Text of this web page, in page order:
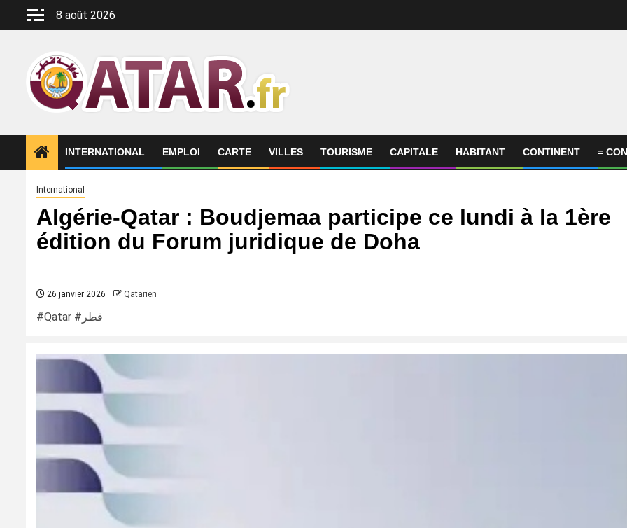
8 août 2026
INTERNATIONAL EMPLOI CARTE VILLES TOURISME CAPITALE HABITANT CONTINENT =
International
Algérie-Qatar : Boudjemaa participe ce lundi à la 1ère
édition du Forum juridique de Doha
26 janvier 2026 Qatarien
#Qatar #قطر